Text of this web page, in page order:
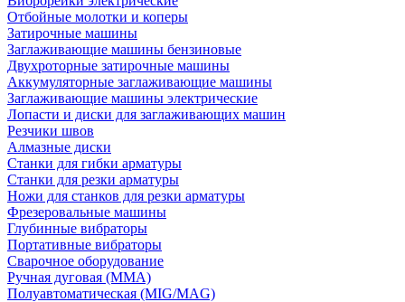
Отбойные молотки и коперы
Затирочные машины
Заглаживающие машины бензиновые
Двухроторные затирочные машины
Аккумуляторные заглаживающие машины
Заглаживающие машины электрические
Лопасти и диски для заглаживающих машин
Резчики швов
Алмазные диски
Станки для гибки арматуры
Станки для резки арматуры
Ножи для станков для резки арматуры
Фрезеровальные машины
Глубинные вибраторы
Портативные вибраторы
Сварочное оборудование
Ручная дуговая (MMA)
Полуавтоматическая (MIG/MAG)